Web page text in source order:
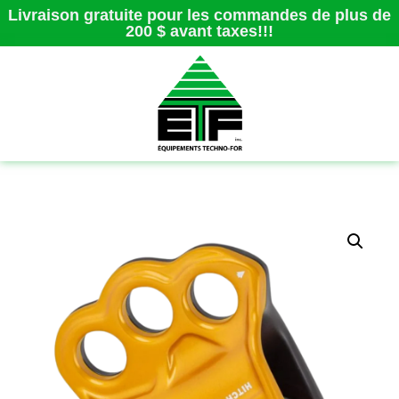
Livraison gratuite pour les commandes de plus de
200 $ avant taxes!!!